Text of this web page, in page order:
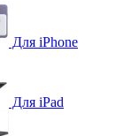
Для iPhone
Для iPad